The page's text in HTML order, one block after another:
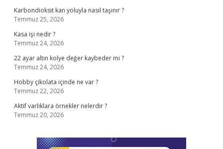
Karbondioksit kan yoluyla nasıl taşınır ?
Temmuz 25, 2026
Kasa işi nedir ?
Temmuz 24, 2026
22 ayar altın kolye değer kaybeder mi ?
Temmuz 24, 2026
Hobby çikolata içinde ne var ?
Temmuz 22, 2026
Aktif varlıklara örnekler nelerdir ?
Temmuz 20, 2026